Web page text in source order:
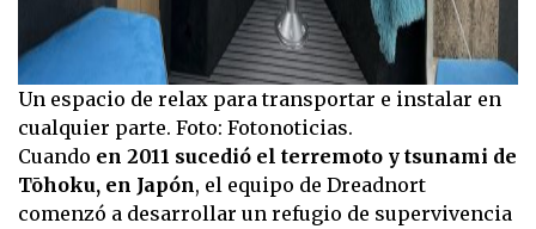
Un espacio de relax para transportar e instalar en
cualquier parte. Foto: Fotonoticias.
Cuando en 2011 sucedió el terremoto y tsunami de
Tōhoku, en Japón, el equipo de Dreadnort
comenzó a desarrollar un refugio de supervivencia